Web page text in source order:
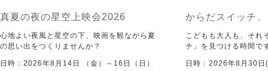
真夏の夜の星空上映会2026
心地よい夜風と星空の下、映画を観ながら夏
の思い出をつくりませんか？
日時：2026年8月14日 （金）～16日（日）
からだスイッチ
こどもも大人も、それ
チ」を見つける時間で
日時：2026年8月30日